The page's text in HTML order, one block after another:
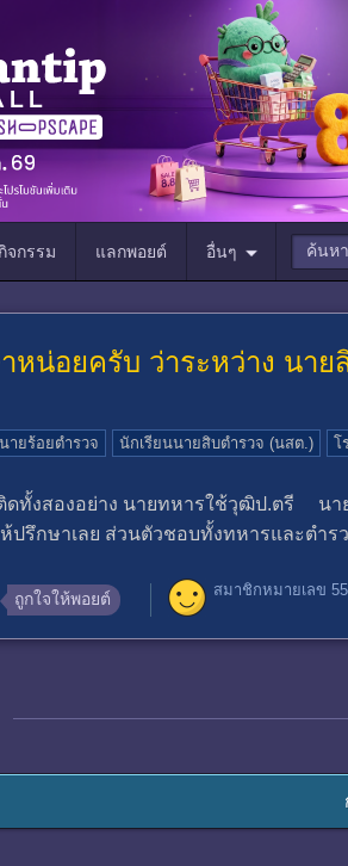
จกรรม แลกพอยต์ อื่นๆ
หน่อยครับ ว่าระหว่าง น
ายร้อยตำรวจ นักเรียนนายสิบตำรวจ (นสต.) โ
ทั้งสองอย่าง นายทหารใช้วุฒิป.ตรี นา
ปรึกษาเลย ส่วนตัวชอบทั้งทหารและตำ
ถูกใจให้พอยต์ สมาชิกหมายเลข